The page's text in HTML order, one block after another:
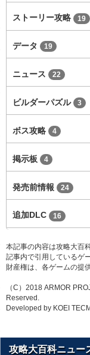
ストーリー攻略 19
データ 19
ニュース 22
ビルダーパズル 3
ボス攻略 4
掲示板 4
発売前情報 24
追加DLC 16
本記事の内容は攻略大百
記事内で引用しているゲ
財産権は、各ゲームの提
（C）2018 ARMOR
Reserved.
Developed by KOEI
攻略大百科ニュー